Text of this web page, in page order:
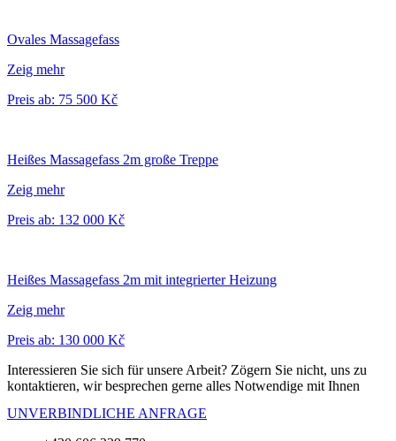
Ovales Massagefass
Zeig mehr
Preis ab: 75 500 Kč
Heißes Massagefass 2m große Treppe
Zeig mehr
Preis ab: 132 000 Kč
Heißes Massagefass 2m mit integrierter Heizung
Zeig mehr
Preis ab: 130 000 Kč
Interessieren Sie sich für unsere Arbeit? Zögern Sie nicht, uns zu
kontaktieren, wir besprechen gerne alles Notwendige mit Ihnen
UNVERBINDLICHE ANFRAGE